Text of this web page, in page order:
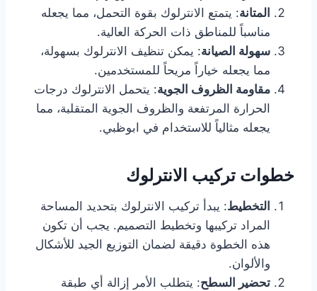
المتانة: يتمتع الانترلوك بقوة التحمل، مما يجعله
مناسباً للمناطق ذات الحركة العالية.
سهولة الصيانة: يمكن تنظيف الانترلوك بسهولة،
مما يجعله خياراً مريحاً للمستخدمين.
مقاومة الظروف الجوية: يتحمل الانترلوك درجات
الحرارة المرتفعة والظروف الجوية المتقلبة، مما
يجعله مثالياً للاستخدام في ابوظبي.
خطوات تركيب الانترلوك
التخطيط: يبدأ تركيب الانترلوك بتحديد المساحة
المراد تركيبها وتخطيط التصميم. يجب أن تكون
هذه الخطوة دقيقة لضمان التوزيع الجيد للأشكال
والألوان.
تحضير السطح: يتطلب الأمر إزالة أي طبقة